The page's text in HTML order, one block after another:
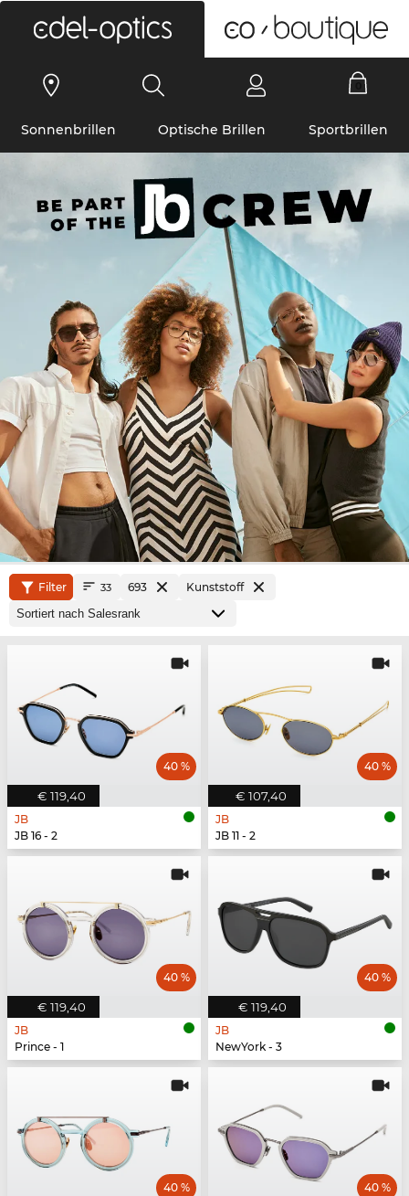
Sonnenbrillen Optische Brillen Sportbrillen
Filter 33 693 Kunststoff
€ 119,40
40 %
JB
JB 16 - 2
€ 107,40
40 %
JB
JB 11 - 2
€ 119,40
40 %
JB
Prince - 1
€ 119,40
40 %
JB
NewYork - 3
40 % 40 %